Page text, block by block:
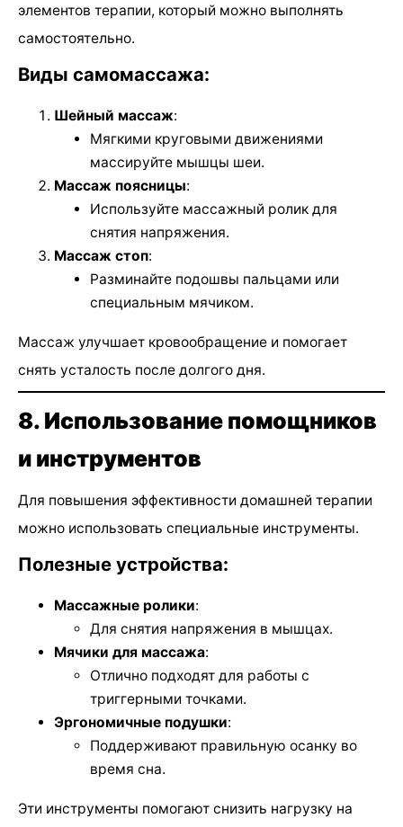
элементов терапии, который можно выполнять
самостоятельно.
Виды самомассажа:
Шейный массаж:
Мягкими круговыми движениями
массируйте мышцы шеи.
Массаж поясницы:
Используйте массажный ролик для
снятия напряжения.
Массаж стоп:
Разминайте подошвы пальцами или
специальным мячиком.
Массаж улучшает кровообращение и помогает
снять усталость после долгого дня.
8. Использование помощников
и инструментов
Для повышения эффективности домашней терапии
можно использовать специальные инструменты.
Полезные устройства:
Массажные ролики:
Для снятия напряжения в мышцах.
Мячики для массажа:
Отлично подходят для работы с
триггерными точками.
Эргономичные подушки:
Поддерживают правильную осанку во
время сна.
Эти инструменты помогают снизить нагрузку на